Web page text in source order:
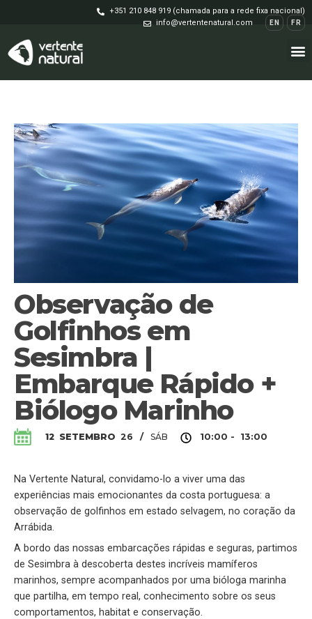
+351 210 848 919 (chamada para a rede fixa nacional)
info@vertentenatural.com
EN FR
Observação de
Golfinhos em
Sesimbra |
Embarque Rápido +
Biólogo Marinho
12 SETEMBRO 26 / SÁB 10:00 - 13:00
Na Vertente Natural, convidamo-lo a viver uma das
experiências mais emocionantes da costa portuguesa: a
observação de golfinhos em estado selvagem, no coração da
Arrábida.
A bordo das nossas embarcações rápidas e seguras, partimos
de Sesimbra à descoberta destes incríveis mamíferos
marinhos, sempre acompanhados por uma bióloga marinha
que partilha, em tempo real, conhecimento sobre os seus
comportamentos, habitat e conservação.